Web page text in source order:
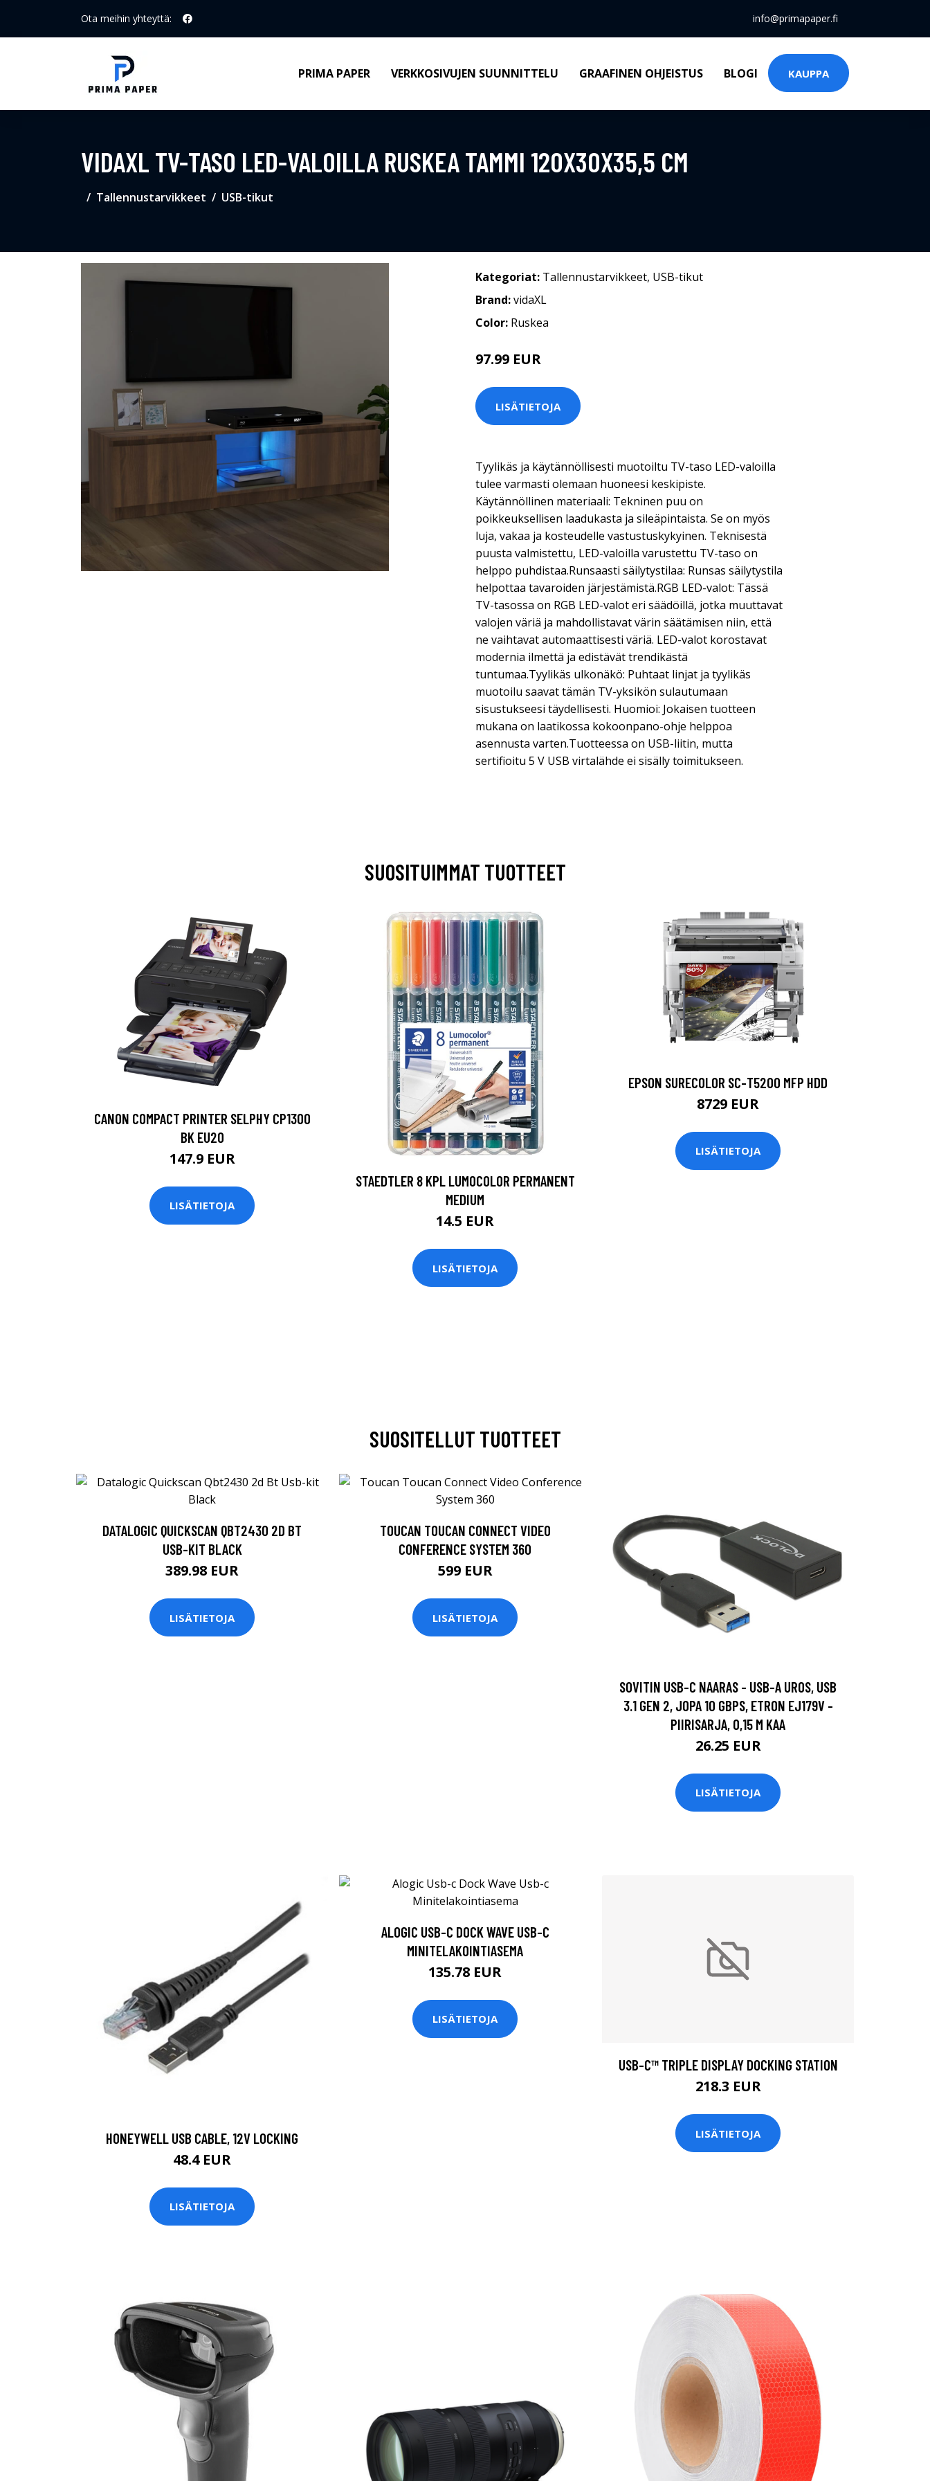
Ota meihin yhteyttä: info@primapaper.fi
PRIMA PAPER VERKKOSIVUJEN SUUNNITTELU GRAAFINEN OHJEISTUS BLOGI KAUPPA
VIDAXL TV-TASO LED-VALOILLA RUSKEA TAMMI 120X30X35,5 CM
Tallennustarvikkeet USB-tikut
Kategoriat: Tallennustarvikkeet, USB-tikut
Brand:vidaXL
Color: Ruskea
97.99 EUR
LISÄTIETOJA
Tyylikäs ja käytännöllisesti muotoiltu TV-taso LED-valoilla
tulee varmasti olemaan huoneesi keskipiste.
Käytännöllinen materiaali: Tekninen puu on
poikkeuksellisen laadukasta ja sileäpintaista. Se on myös
luja, vakaa ja kosteudelle vastustuskykyinen. Teknisestä
puusta valmistettu, LED-valoilla varustettu TV-taso on
helppo puhdistaa.Runsaasti säilytystilaa: Runsas säilytystila
helpottaa tavaroiden järjestämistä.RGB LED-valot: Tässä
TV-tasossa on RGB LED-valot eri säädöillä, jotka muuttavat
valojen väriä ja mahdollistavat värin säätämisen niin, että
ne vaihtavat automaattisesti väriä. LED-valot korostavat
modernia ilmettä ja edistävät trendikästä
tuntumaa.Tyylikäs ulkonäkö: Puhtaat linjat ja tyylikäs
muotoilu saavat tämän TV-yksikön sulautumaan
sisustukseesi täydellisesti. Huomioi: Jokaisen tuotteen
mukana on laatikossa kokoonpano-ohje helppoa
asennusta varten.Tuotteessa on USB-liitin, mutta
sertifioitu 5 V USB virtalähde ei sisälly toimitukseen.
SUOSITUIMMAT TUOTTEET
CANON COMPACT PRINTER SELPHY CP1300
BK EU20
147.9 EUR
LISÄTIETOJA
STAEDTLER 8 KPL LUMOCOLOR PERMANENT
MEDIUM
14.5 EUR
LISÄTIETOJA
EPSON SURECOLOR SC-T5200 MFP HDD
8729 EUR
LISÄTIETOJA
SUOSITELLUT TUOTTEET
DATALOGIC QUICKSCAN QBT2430 2D BT
USB-KIT BLACK
389.98 EUR
LISÄTIETOJA
TOUCAN TOUCAN CONNECT VIDEO
CONFERENCE SYSTEM 360
599 EUR
LISÄTIETOJA
SOVITIN USB-C NAARAS - USB-A UROS, USB
3.1 GEN 2, JOPA 10 GBPS, ETRON EJ179V -
PIIRISARJA, 0,15 M KAA
26.25 EUR
LISÄTIETOJA
HONEYWELL USB CABLE, 12V LOCKING
48.4 EUR
LISÄTIETOJA
ALOGIC USB-C DOCK WAVE USB-C
MINITELAKOINTIASEMA
135.78 EUR
LISÄTIETOJA
USB-C™ TRIPLE DISPLAY DOCKING STATION
218.3 EUR
LISÄTIETOJA